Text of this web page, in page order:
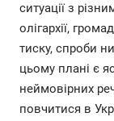
ситуації з
олігархії,
тиску, спроби
цьому плані є
неймовірних
повчитися в